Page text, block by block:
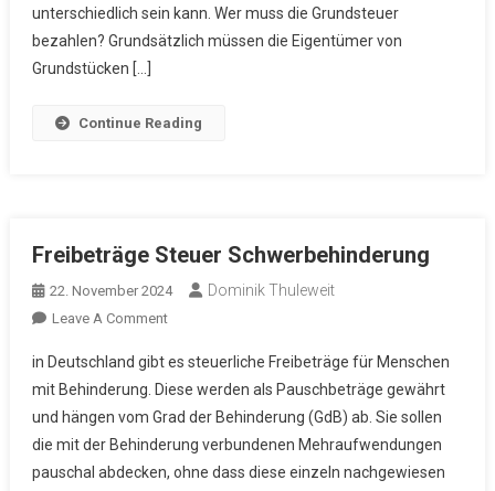
unterschiedlich sein kann. Wer muss die Grundsteuer
bezahlen? Grundsätzlich müssen die Eigentümer von
Grundstücken […]
Continue Reading
Freibeträge Steuer Schwerbehinderung
22. November 2024 Dominik Thuleweit
Leave A CommentOn
Steuer
Schwerbehinderung
in Deutschland gibt es steuerliche Freibeträge für Menschen
mit Behinderung. Diese werden als Pauschbeträge gewährt
und hängen vom Grad der Behinderung (GdB) ab. Sie sollen
die mit der Behinderung verbundenen Mehraufwendungen
pauschal abdecken, ohne dass diese einzeln nachgewiesen